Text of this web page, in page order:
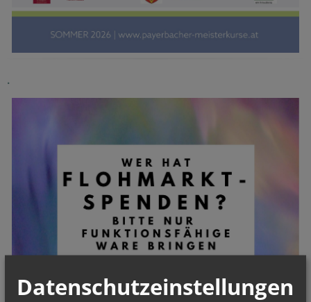
.
Datenschutzeinstellungen